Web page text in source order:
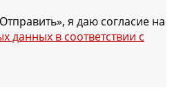
я даю согласие на
данных в соответствии с